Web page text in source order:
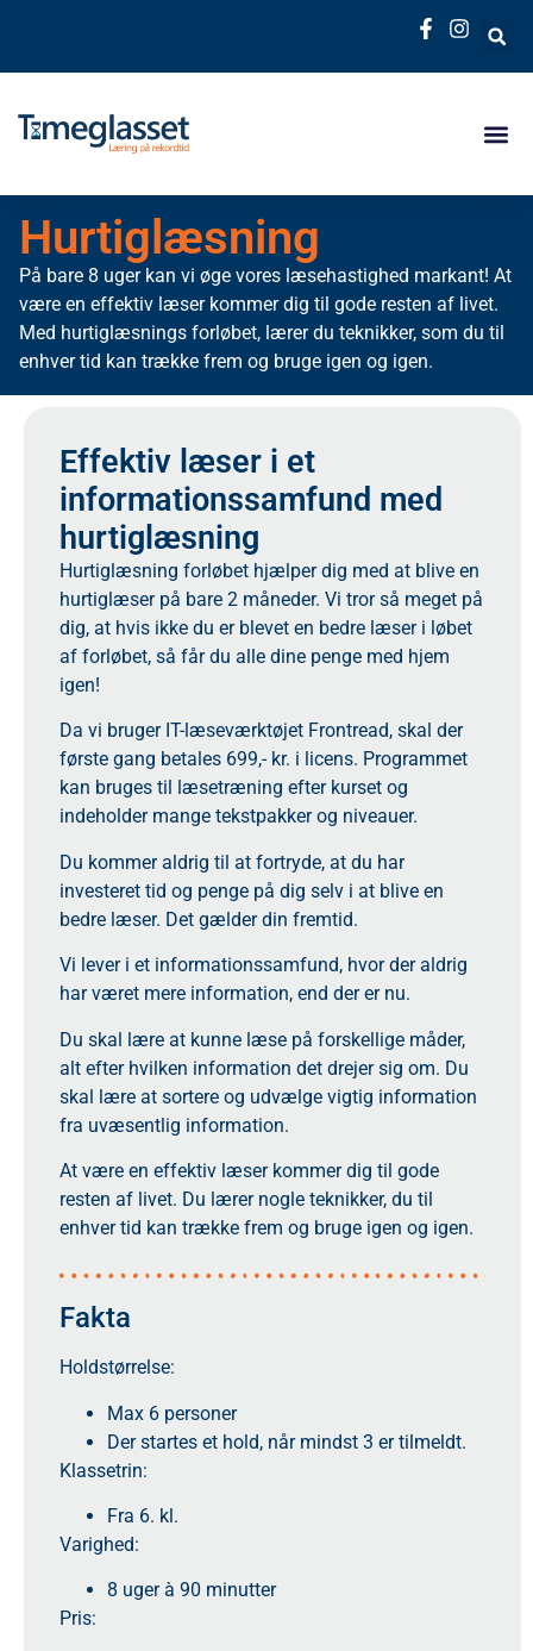
Hurtiglæsning
På bare 8 uger kan vi øge vores læsehastighed markant! At
være en effektiv læser kommer dig til gode resten af livet.
Med hurtiglæsnings forløbet, lærer du teknikker, som du til
enhver tid kan trække frem og bruge igen og igen.
Effektiv læser i et
informationssamfund med
hurtiglæsning
Hurtiglæsning forløbet hjælper dig med at blive en
hurtiglæser på bare 2 måneder. Vi tror så meget på
dig, at hvis ikke du er blevet en bedre læser i løbet
af forløbet, så får du alle dine penge med hjem
igen!
Da vi bruger IT-læseværktøjet Frontread, skal der
første gang betales 699,- kr. i licens. Programmet
kan bruges til læsetræning efter kurset og
indeholder mange tekstpakker og niveauer.
Du kommer aldrig til at fortryde, at du har
investeret tid og penge på dig selv i at blive en
bedre læser. Det gælder din fremtid.
Vi lever i et informationssamfund, hvor der aldrig
har været mere information, end der er nu.
Du skal lære at kunne læse på forskellige måder,
alt efter hvilken information det drejer sig om. Du
skal lære at sortere og udvælge vigtig information
fra uvæsentlig information.
At være en effektiv læser kommer dig til gode
resten af livet. Du lærer nogle teknikker, du til
enhver tid kan trække frem og bruge igen og igen.
Fakta
Holdstørrelse:
Max 6 personer
Der startes et hold, når mindst 3 er tilmeldt.
Klassetrin:
Fra 6. kl.
Varighed:
8 uger à 90 minutter
Pris: